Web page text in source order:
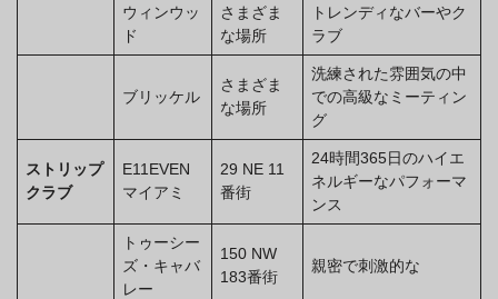
ウィンウッ
ド
さまざま
な場所
トレンディなバーやク
ラブ
ブリッケル
さまざま
な場所
洗練された雰囲気の中
での高級なミーティン
グ
ストリップ
クラブ
E11EVEN
マイアミ
29 NE 11
番街
24時間365日のハイエ
ネルギーなパフォーマ
ンス
トゥーシー
ズ・キャバ
レー
150 NW
183番街
親密で刺激的な